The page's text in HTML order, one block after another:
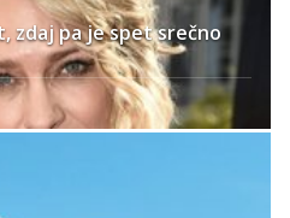
zdaj pa je spet srečno